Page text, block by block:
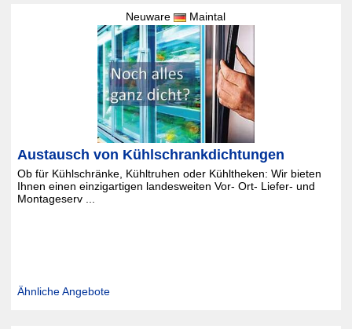
Neuware Maintal
Austausch von Kühlschrankdichtungen
Ob für Kühlschränke, Kühltruhen oder Kühltheken: Wir bieten
Ihnen einen einzigartigen landesweiten Vor- Ort- Liefer- und
Montageserv ...
Ähnliche Angebote